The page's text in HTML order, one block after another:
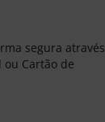
segura através
ou Cartão de